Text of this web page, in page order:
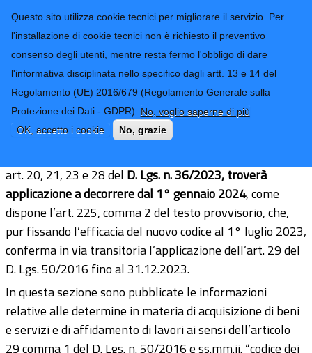
Questo sito utilizza cookie tecnici per migliorare il servizio. Per
l'installazione di cookie tecnici non è richiesto il preventivo
consenso degli utenti, mentre resta fermo l'obbligo di dare
l'informativa disciplinata nello specifico dagli artt. 13 e 14 del
Regolamento (UE) 2016/679 (Regolamento Generale sulla
Protezione dei Dati - GDPR). No, voglio saperne di più
OK, accetto i cookie
No, grazie
Provincia di
Imperia
CONTATTI-URP
TRASPARENZA
Form di ricerca
Determine dirigenziali a contrarre
art. 20, 21, 23 e 28 del D. Lgs. n. 36/2023, troverà
applicazione a decorrere dal 1° gennaio 2024, come
dispone l’art. 225, comma 2 del testo provvisorio, che,
pur fissando l’efficacia del nuovo codice al 1° luglio 2023,
conferma in via transitoria l’applicazione dell’art. 29 del
D. Lgs. 50/2016 fino al 31.12.2023.
In questa sezione sono pubblicate le informazioni
relative alle determine in materia di acquisizione di beni
e servizi e di affidamento di lavori ai sensi dell’articolo
29 comma 1 del D. Lgs. n. 50/2016 e ss.mm.ii. “codice dei